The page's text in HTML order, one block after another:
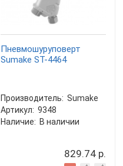
Пневмошуруповерт
Sumake ST-4464
Производитель: Sumake
Артикул: 9348
Наличие: В наличии
829.74 р.